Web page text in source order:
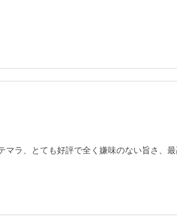
ラ、とても好評で全く嫌味のない旨さ、最